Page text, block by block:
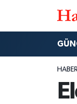
Nöbetçi
Çorum